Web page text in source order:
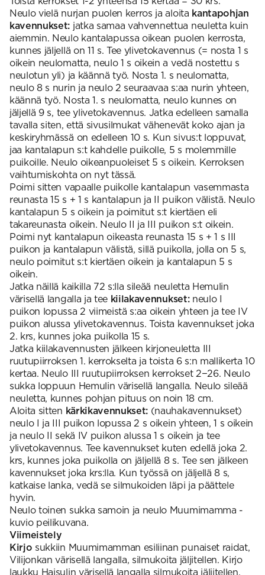
Neulo vielä nurjan puolen kerros ja aloita kantapohjan
kavennukset: jatka samaa vahvennettua neuletta kuin
aiemmin. Neulo kantalapussa oikean puolen kerrosta,
kunnes jäljellä on 11 s. Tee ylivetokavennus (= nosta 1 s
oikein neulomatta, neulo 1 s oikein a vedä nostettu s
neulotun yli) ja käännä työ. Nosta 1. s neulomatta,
neulo 8 s nurin ja neulo 2 seuraavaa s:aa nurin yhteen,
käännä työ. Nosta 1. s neulomatta, neulo kunnes on
jäljellä 9 s, tee ylivetokavennus. Jatka edelleen samalla
tavalla siten, että sivusilmukat vähenevät koko ajan ja
keskiryhmässä on edelleen 10 s. Kun sivus:t loppuvat,
jaa kantalapun s:t kahdelle puikolle, 5 s molemmille
puikoille. Neulo oikeanpuoleiset 5 s oikein. Kerroksen
vaihtumiskohta on nyt tässä.
Poimi sitten vapaalle puikolle kantalapun vasemmasta
reunasta 15 s + 1 s kantalapun ja II puikon välistä. Neulo
kantalapun 5 s oikein ja poimitut s:t kiertäen eli
takareunasta oikein. Neulo II ja III puikon s:t oikein.
Poimi nyt kantalapun oikeasta reunasta 15 s + 1 s III
puikon ja kantalapun välistä, sillä puikolla, jolla on 5 s,
neulo poimitut s:t kiertäen oikein ja kantalapun 5 s
oikein.
Jatka näillä kaikilla 72 s:lla sileää neuletta Hemulin
värisellä langalla ja tee kiilakavennukset:neulo I
puikon lopussa 2 viimeistä s:aa oikein yhteen ja tee IV
puikon alussa ylivetokavennus. Toista kavennukset joka
2. krs, kunnes joka puikolla 15 s.
Jatka kiilakavennusten jälkeen kirjoneuletta III
ruutupiirroksen 1. kerrokselta ja toista 6 s:n mallikerta 10
kertaa. Neulo III ruutupiirroksen kerrokset 2−26. Neulo
sukka loppuun Hemulin värisellä langalla. Neulo sileää
neuletta, kunnes pohjan pituus on noin 18 cm.
Aloita sitten kärkikavennukset: (nauhakavennukset)
neulo I ja III puikon lopussa 2 s oikein yhteen, 1 s oikein
ja neulo II sekä IV puikon alussa 1 s oikein ja tee
ylivetokavennus. Tee kavennukset kuten edellä joka 2.
krs, kunnes joka puikolla on jäljellä 8 s. Tee sen jälkeen
kavennukset joka krs:lla. Kun työssä on jäljellä 8 s,
katkaise lanka, vedä se silmukoiden läpi ja päättele
hyvin.
Neulo toinen sukka samoin ja neulo Muumimamma -
kuvio peilikuvana.
Viimeistely
Kirjo sukkiin Muumimamman esiliinan punaiset raidat,
Vilijonkan värisellä langalla, silmukoita jäljitellen. Kirjo
laukku Haisulin värisellä langalla silmukoita jäljitellen.